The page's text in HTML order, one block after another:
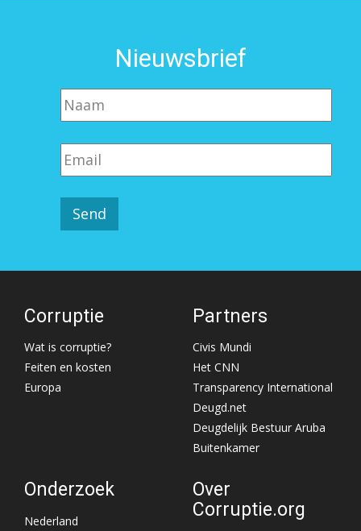
Nieuwsbrief
Corruptie
Wat is corruptie?
Feiten en kosten
Europa
Partners
Civis Mundi
Het CNN
Transparency International
Deugd.net
Deugdelijk Bestuur Aruba
Buitenkamer
Onderzoek
Nederland
Over
Corruptie.org